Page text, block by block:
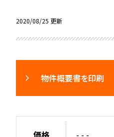
2020/08/25 更新
物件概要書を印刷
価格 - - -